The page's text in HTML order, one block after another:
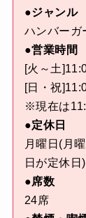
●ジャンル
ハンバーガ
●営業時間
[火～土
[日・祝
※現在は
●定休日
月曜日(月
日が定休日)
●席数
24席